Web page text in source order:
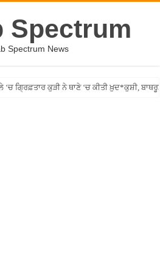
Spectrum
Spectrum News
ਗ੍ਰਿਫ਼ਤਾਰ ਕੁੜੀ ਨੇ ਥਾਣੇ ‘ਚ ਕੀਤੀ ਖ਼ੁਦ*ਕੁਸ਼ੀ,